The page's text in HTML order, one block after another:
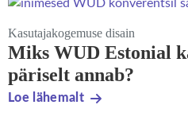
Kasutajakogemuse disain
Miks WUD Estonial
päriselt annab?
Loe lähemalt